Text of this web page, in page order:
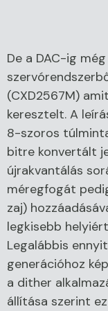
De a DAC-ig
(CXD2567M)
keresztelt. A
8-szoros
bitre konvertált
újrakvantálás
méregfogát
zaj)
legkisebb
Legalábbis
generációhoz
a dither
állítása szerint